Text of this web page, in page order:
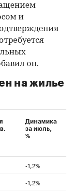
и
он.
на жилье
Динамика
за июль,
%
-1,2%
-1,2%